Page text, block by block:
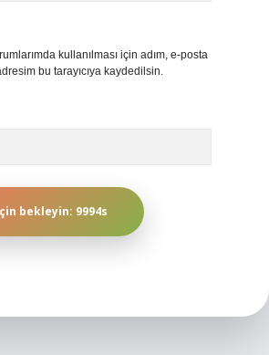
kullanılması için adım, e-posta
bu tarayıcıya kaydedilsin.